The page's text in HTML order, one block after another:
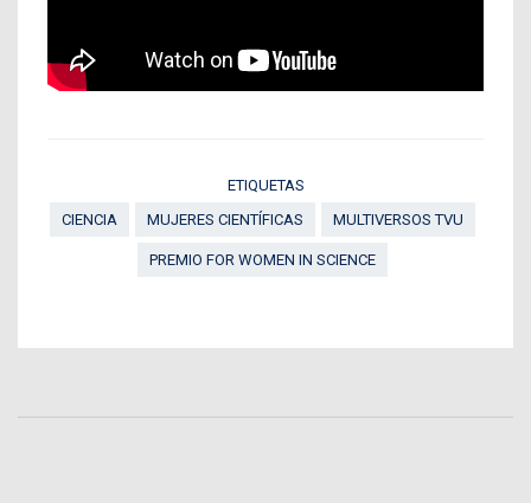
ETIQUETAS
CIENCIA
MUJERES CIENTÍFICAS MULTIVERSOS TVU
PREMIO FOR WOMEN IN SCIENCE